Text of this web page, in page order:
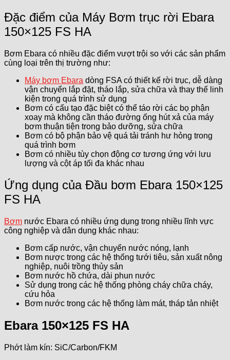
Đặc điểm của Máy Bơm trục rời Ebara
150×125 FS HA
Bơm Ebara có nhiều đặc điểm vượt trội so với các sản phẩm
cùng loại trên thị trường như:
Máy bơm Ebara dòng FSA có thiết kế rời trục, dễ dàng
vận chuyển lắp đặt, tháo lắp, sửa chữa và thay thế linh
kiện trong quá trình sử dụng
Bơm có cấu tạo đặc biệt có thể táo rời các bọ phận
xoay mà không cần tháo đường ống hút xả của máy
bơm thuận tiện trong bảo dưỡng, sửa chữa
Bơm có bộ phận bảo vệ quá tải tránh hư hỏng trong
quá trình bơm
Bơm có nhiều tùy chọn động cơ tương ứng với lưu
lượng và cột áp tối đa khác nhau
Ứng dụng của Đầu bơm Ebara 150×125
FS HA
Bơm nước Ebara có nhiều ứng dụng trong nhiều lĩnh vực
công nghiệp và dân dụng khác nhau:
Bơm cấp nước, vận chuyển nước nóng, lạnh
Bơm nược trong các hệ thống tưới tiêu, sản xuất nông
nghiệp, nuôi trồng thủy sản
Bơm nước hồ chứa, dài phun nước
Sử dụng trong các hệ thống phòng cháy chữa cháy,
cứu hỏa
Bơm nước trong các hệ thống làm mát, tháp tản nhiệt
Ebara 150×125 FS HA
Phớt làm kín: SiC/Carbon/FKM